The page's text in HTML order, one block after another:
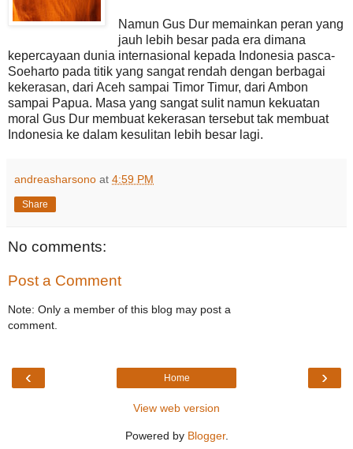
Namun Gus Dur memainkan peran yang
jauh lebih besar pada era dimana
kepercayaan dunia internasional kepada Indonesia pasca-
Soeharto pada titik yang sangat rendah dengan berbagai
kekerasan, dari Aceh sampai Timor Timur, dari Ambon
sampai Papua. Masa yang sangat sulit namun kekuatan
moral Gus Dur membuat kekerasan tersebut tak membuat
Indonesia ke dalam kesulitan lebih besar lagi.
andreasharsono at 4:59 PM
Share
No comments:
Post a Comment
Note: Only a member of this blog may post a
comment.
‹ ›
Home
View web version
Powered by Blogger.